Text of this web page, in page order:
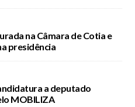
na Câmara de Cotia e
presidência
a deputado
MOBILIZA